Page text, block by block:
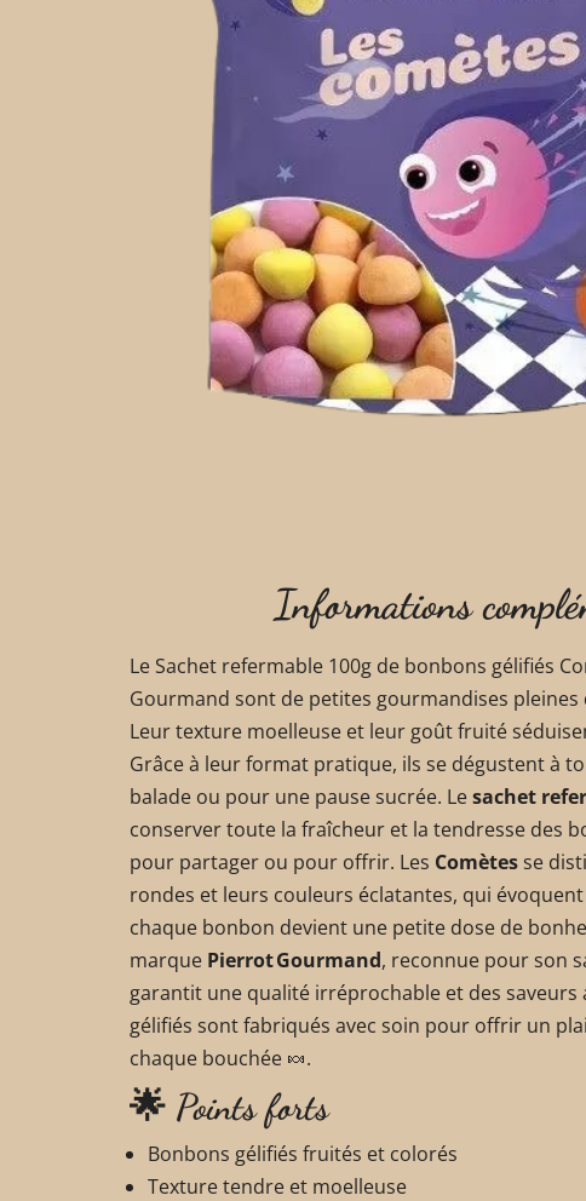
Informations
Le Sachet refermable 100g de bonbons gélifiés
Gourmand sont de petites gourmandises pleines
Leur texture moelleuse et leur goût fruité
Grâce à leur format pratique, ils se dégustent à
balade ou pour une pause sucrée. Lesachet
conserver toute la fraîcheur et la tendresse des
pour partager ou pour offrir. Les Comètesse
rondes et leurs couleurs éclatantes, qui
chaque bonbon devient une petite dose de
marque Pierrot Gourmand, reconnue pour son
garantit une qualité irréprochable et des saveurs
gélifiés sont fabriqués avec soin pour offrir un
chaque bouchée 🍬.
🌟 Points forts
Bonbons gélifiés fruités et colorés
Texture tendre et moelleuse